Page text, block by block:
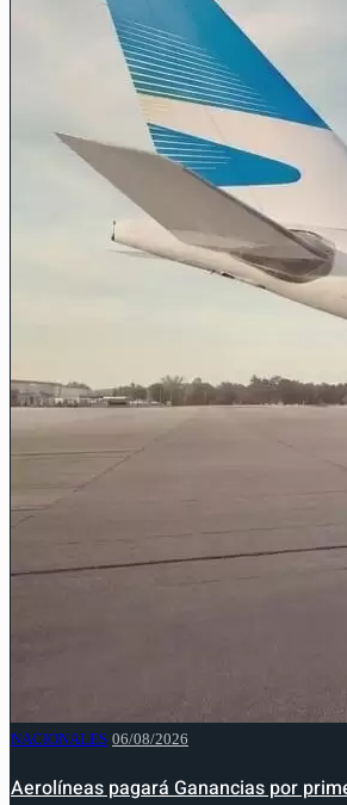
NACIONALES 06/08/2026
Aerolíneas pagará Ganancias por